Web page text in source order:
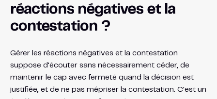
réactions négatives et la
contestation ?
Gérer les réactions négatives et la contestation
suppose d’écouter sans nécessairement céder, de
maintenir le cap avec fermeté quand la décision est
justifiée, et de ne pas mépriser la contestation. C’est un